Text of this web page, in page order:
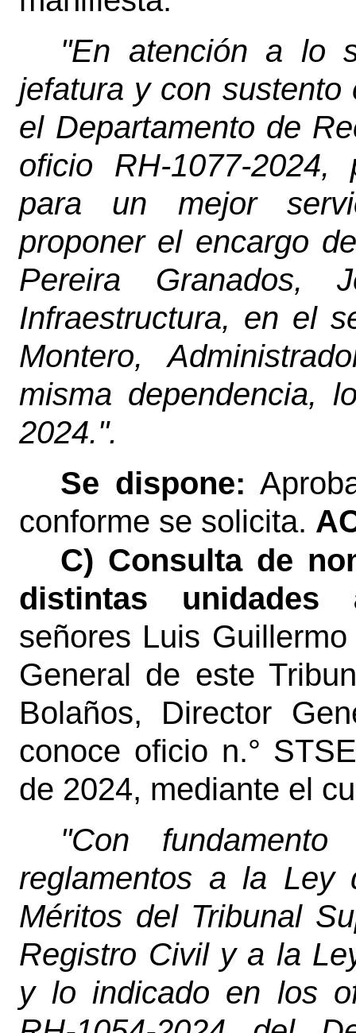
"En atención a lo
jefatura y con
el Departamento de
oficio RH-1077-2024,
para un mejor
proponer el encargo
Pereira
Infraestructura, en el
Montero,
misma dependencia,
2024.".
Se dispone:
conforme se solicita.
C) Consulta de
distintas unidades
señores Luis
General de este
Bolaños, Director
conoce oficio n.°
de 2024, mediante el
"Con
reglamentos a la Ley
Méritos del Tribunal
Registro Civil y a la
y lo indicado en los